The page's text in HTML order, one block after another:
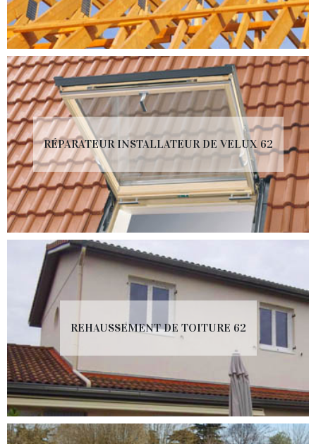
RÉPARATEUR INSTALLATEUR DE VELUX 62
REHAUSSEMENT DE TOITURE 62